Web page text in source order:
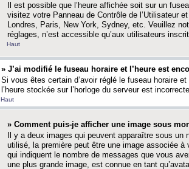
Il est possible que l’heure affichée soit sur un
visitez votre Panneau de Contrôle de l’Utilisateur
Londres, Paris, New York, Sydney, etc. Veuillez
réglages, n’est accessible qu’aux utilisateurs
Haut
» J’ai modifié le fuseau horaire et l’heure est
Si vous êtes certain d’avoir réglé le fuseau horaire
l’heure stockée sur l’horloge du serveur est
Haut
» Comment puis-je afficher une image sous
Il y a deux images qui peuvent apparaître sous
utilisé, la première peut être une image associée à
qui indiquent le nombre de messages que vous
une plus grande image, est connue en tant